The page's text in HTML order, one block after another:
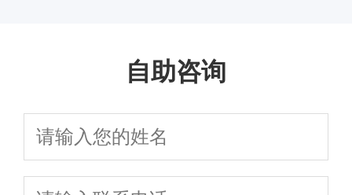
诉讼/协议离婚财
议，2026年最新法律指 议离婚与诉讼
产分割及子女
抚养权咨询，
一站式法律指南
团队在线免费咨
护航
自助咨询